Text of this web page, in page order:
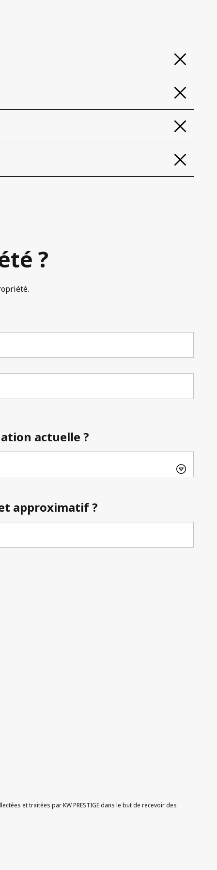
?
actuelle ?
approximatif ?
et traitées par KW PRESTIGE dans le but de recevoir des